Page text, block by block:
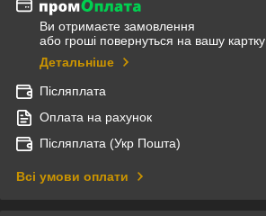
Ви отримаєте замовлення
або гроші повернуться на вашу картку
Детальніше
Післяплата
Оплата на рахунок
Післяплата (Укр Пошта)
Всі умови оплати